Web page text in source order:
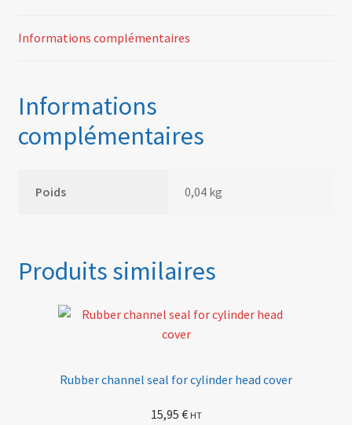
Informations complémentaires
Informations
complémentaires
Poids 0,04 kg
Produits similaires
Rubber channel seal for cylinder head cover
15,95 € HT